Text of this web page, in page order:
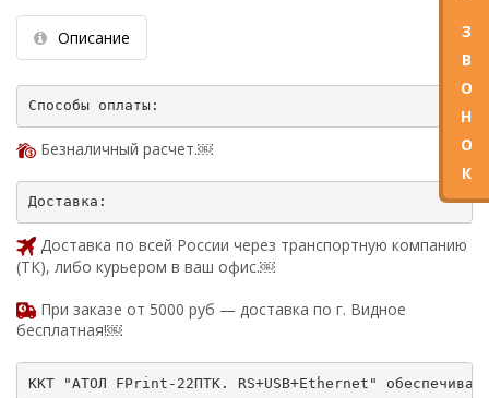
Описание
Безналичный расчет.￼
Доставка по всей России через транспортную компанию
(ТК), либо курьером в ваш офис.￼
При заказе от 5000 руб — доставка по г. Видное
бесплатная!￼
З
В
О
Н
О
К